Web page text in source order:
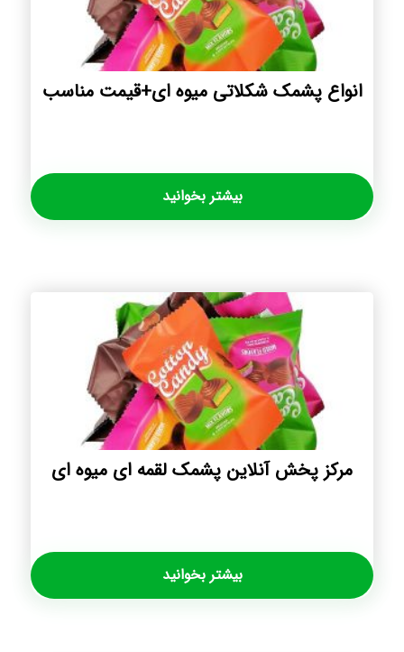
انواع پشمک شکلاتی میوه ای+قیمت مناسب
بیشتر بخوانید
مرکز پخش آنلاین پشمک لقمه ای میوه ای
بیشتر بخوانید